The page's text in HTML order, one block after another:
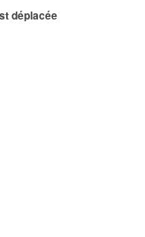
déplacée